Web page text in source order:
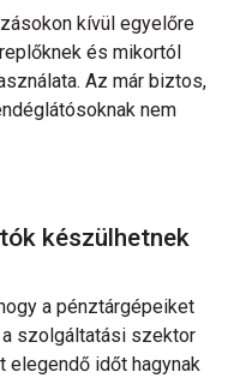
kívül egyelőre
és mikortól
Az már biztos,
nem
készülhetnek
a pénztárgépeiket
szolgáltatási szektor
elegendő időt hagynak